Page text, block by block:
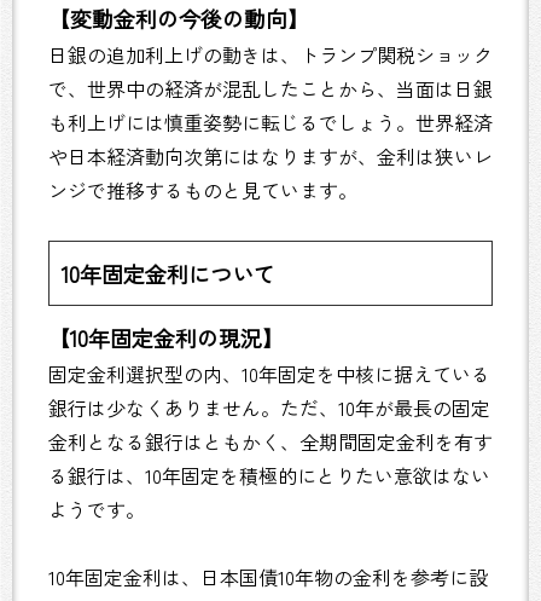
【変動金利の今後の動向】
日銀の追加利上げの動きは、トランプ関税ショック
で、世界中の経済が混乱したことから、当面は日銀
も利上げには慎重姿勢に転じるでしょう。世界経済
や日本経済動向次第にはなりますが、金利は狭いレ
ンジで推移するものと見ています。
10年固定金利について
【10年固定金利の現況】
固定金利選択型の内、10年固定を中核に据えている
銀行は少なくありません。ただ、10年が最長の固定
金利となる銀行はともかく、全期間固定金利を有す
る銀行は、10年固定を積極的にとりたい意欲はない
ようです。
10年固定金利は、日本国債10年物の金利を参考に設